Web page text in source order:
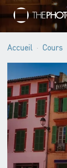
Accueil Cours